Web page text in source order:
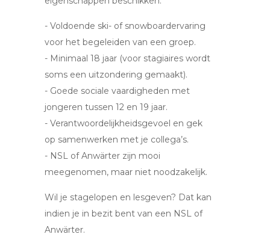
- Voldoende ski- of snowboardervaring
voor het begeleiden van een groep.
- Minimaal 18 jaar (voor stagiaires wordt
soms een uitzondering gemaakt).
- Goede sociale vaardigheden met
jongeren tussen 12 en 19 jaar.
- Verantwoordelijkheidsgevoel en gek
op samenwerken met je collega’s.
- NSL of Anwärter zijn mooi
meegenomen, maar niet noodzakelijk.
Wil je stagelopen en lesgeven? Dat kan
indien je in bezit bent van een NSL of
Anwärter.